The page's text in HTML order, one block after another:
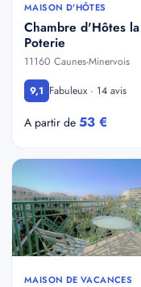
MAISON D'HÔTES
Chambre d'Hôtes la
Poterie
11160 Caunes-Minervois
9,1 Fabuleux · 14 avis
A partir de 53 €
MAISON DE VACANCES